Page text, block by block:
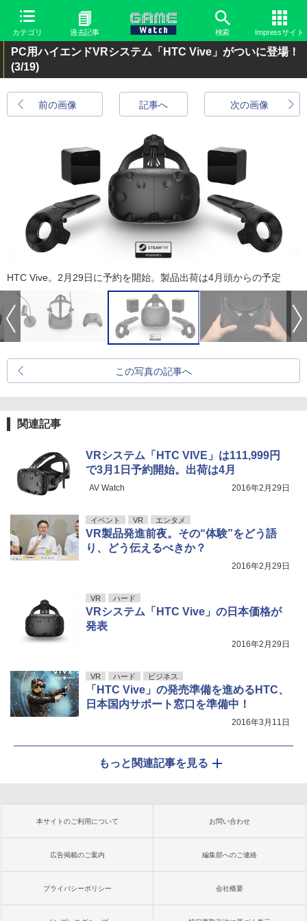
カテゴリ 過去記事 検索 Impressサイト
PC用ハイエンドVRシステム「HTC Vive」がついに登場！
(3/19)
前の画像 次の画像
記事へ
HTC Vive。2月29日に予約を開始。製品出荷は4月頭からの予定
この写真の記事へ
関連記事
VRシステム「HTC VIVE」は111,999円
で3月1日予約開始。出荷は4月
AV Watch 2016年2月29日
イベント VR エンタメ
VR製品発進前夜。その“体験”をどう語
り、どう伝えるべきか？
2016年2月29日
VR ハード
VRシステム「HTC Vive」の日本価格が
発表
2016年2月29日
VR ハード ビジネス
「HTC Vive」の発売準備を進めるHTC、
日本国内サポート窓口を準備中！
2016年3月11日
もっと関連記事を見る
本サイトのご利用について お問い合わせ
広告掲載のご案内 編集部へのご連絡
プライバシーポリシー 会社概要